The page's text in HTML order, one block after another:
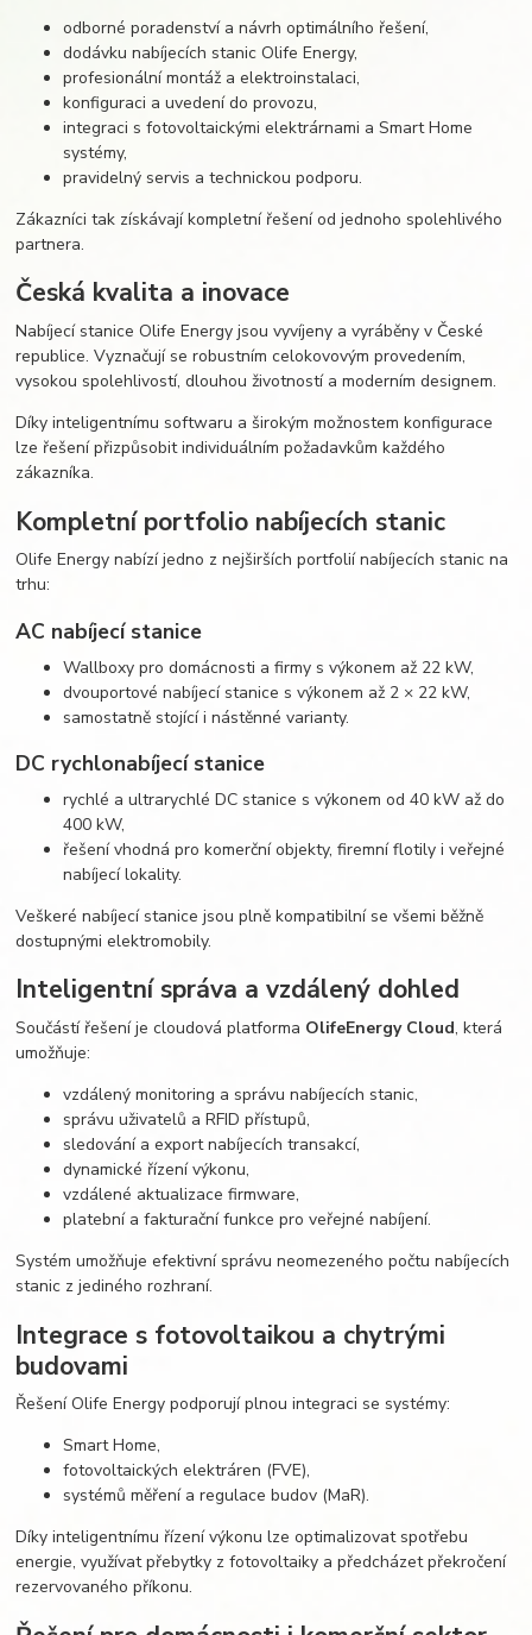
odborné poradenství a návrh optimálního řešení,
dodávku nabíjecích stanic Olife Energy,
profesionální montáž a elektroinstalaci,
konfiguraci a uvedení do provozu,
integraci s fotovoltaickými elektrárnami a Smart Home
systémy,
pravidelný servis a technickou podporu.
Zákazníci tak získávají kompletní řešení od jednoho spolehlivého
partnera.
Česká kvalita a inovace
Nabíjecí stanice Olife Energy jsou vyvíjeny a vyráběny v České
republice. Vyznačují se robustním celokovovým provedením,
vysokou spolehlivostí, dlouhou životností a moderním designem.
Díky inteligentnímu softwaru a širokým možnostem konfigurace
lze řešení přizpůsobit individuálním požadavkům každého
zákazníka.
Kompletní portfolio nabíjecích stanic
Olife Energy nabízí jedno z nejširších portfolií nabíjecích stanic na
trhu:
AC nabíjecí stanice
Wallboxy pro domácnosti a firmy s výkonem až 22 kW,
dvouportové nabíjecí stanice s výkonem až 2 × 22 kW,
samostatně stojící i nástěnné varianty.
DC rychlonabíjecí stanice
rychlé a ultrarychlé DC stanice s výkonem od 40 kW až do
400 kW,
řešení vhodná pro komerční objekty, firemní flotily i veřejné
nabíjecí lokality.
Veškeré nabíjecí stanice jsou plně kompatibilní se všemi běžně
dostupnými elektromobily.
Inteligentní správa a vzdálený dohled
Součástí řešení je cloudová platforma OlifeEnergy Cloud, která
umožňuje:
vzdálený monitoring a správu nabíjecích stanic,
správu uživatelů a RFID přístupů,
sledování a export nabíjecích transakcí,
dynamické řízení výkonu,
vzdálené aktualizace firmware,
platební a fakturační funkce pro veřejné nabíjení.
Systém umožňuje efektivní správu neomezeného počtu nabíjecích
stanic z jediného rozhraní.
Integrace s fotovoltaikou a chytrými
budovami
Řešení Olife Energy podporují plnou integraci se systémy:
Smart Home,
fotovoltaických elektráren (FVE),
systémů měření a regulace budov (MaR).
Díky inteligentnímu řízení výkonu lze optimalizovat spotřebu
energie, využívat přebytky z fotovoltaiky a předcházet překročení
rezervovaného příkonu.